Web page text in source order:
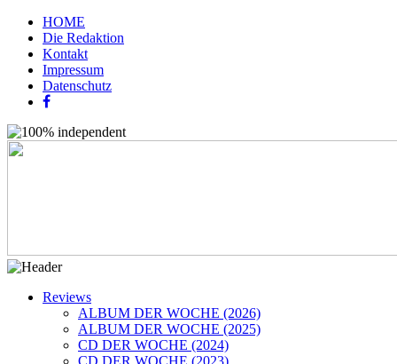
HOME
Die Redaktion
Kontakt
Impressum
Datenschutz
Reviews
ALBUM DER WOCHE (2026)
ALBUM DER WOCHE (2025)
CD DER WOCHE (2024)
CD DER WOCHE (2023)